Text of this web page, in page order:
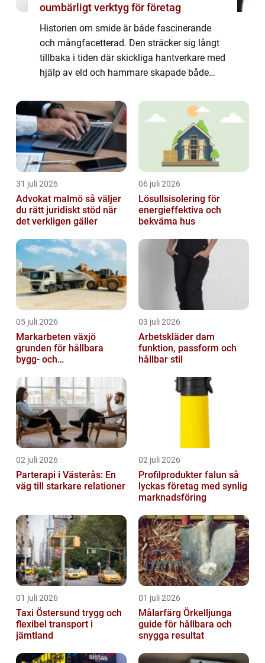
oumbärligt verktyg för företag
Historien om smide är både fascinerande
och mångfacetterad. Den sträcker sig långt
tillbaka i tiden där skickliga hantverkare med
hjälp av eld och hammare skapade både
31 juli 2026
Advokat malmö så väljer
du rätt juridiskt stöd när
det verkligen gäller
06 juli 2026
Lösullsisolering för
energieffektiva och
bekväma hus
05 juli 2026
Markarbeten växjö
grunden för hållbara
bygg- och
03 juli 2026
Arbetskläder dam
funktion, passform och
hållbar stil
02 juli 2026
Parterapi i Västerås: En
väg till starkare relationer
02 juli 2026
Profilprodukter falun så
lyckas företag med synlig
marknadsföring
01 juli 2026
Taxi Östersund trygg och
flexibel transport i
jämtland
01 juli 2026
Målarfärg Örkelljunga
guide för hållbara och
snygga resultat